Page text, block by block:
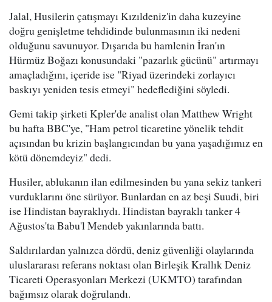
Jalal, Husilerin çatışmayı Kızıldeniz'in daha kuzeyine
doğru genişletme tehdidinde bulunmasının iki nedeni
olduğunu savunuyor. Dışarıda bu hamlenin İran'ın
Hürmüz Boğazı konusundaki "pazarlık gücünü" artırmayı
amaçladığını, içeride ise "Riyad üzerindeki zorlayıcı
baskıyı yeniden tesis etmeyi" hedeflediğini söyledi.
Gemi takip şirketi Kpler'de analist olan Matthew Wright
bu hafta BBC'ye, "Ham petrol ticaretine yönelik tehdit
açısından bu krizin başlangıcından bu yana yaşadığımız en
kötü dönemdeyiz" dedi.
Husiler, ablukanın ilan edilmesinden bu yana sekiz tankeri
vurduklarını öne sürüyor. Bunlardan en az beşi Suudi, biri
ise Hindistan bayraklıydı. Hindistan bayraklı tanker 4
Ağustos'ta Babu'l Mendeb yakınlarında battı.
Saldırılardan yalnızca dördü, deniz güvenliği olaylarında
uluslararası referans noktası olan Birleşik Krallık Deniz
Ticareti Operasyonları Merkezi (UKMTO) tarafından
bağımsız olarak doğrulandı.